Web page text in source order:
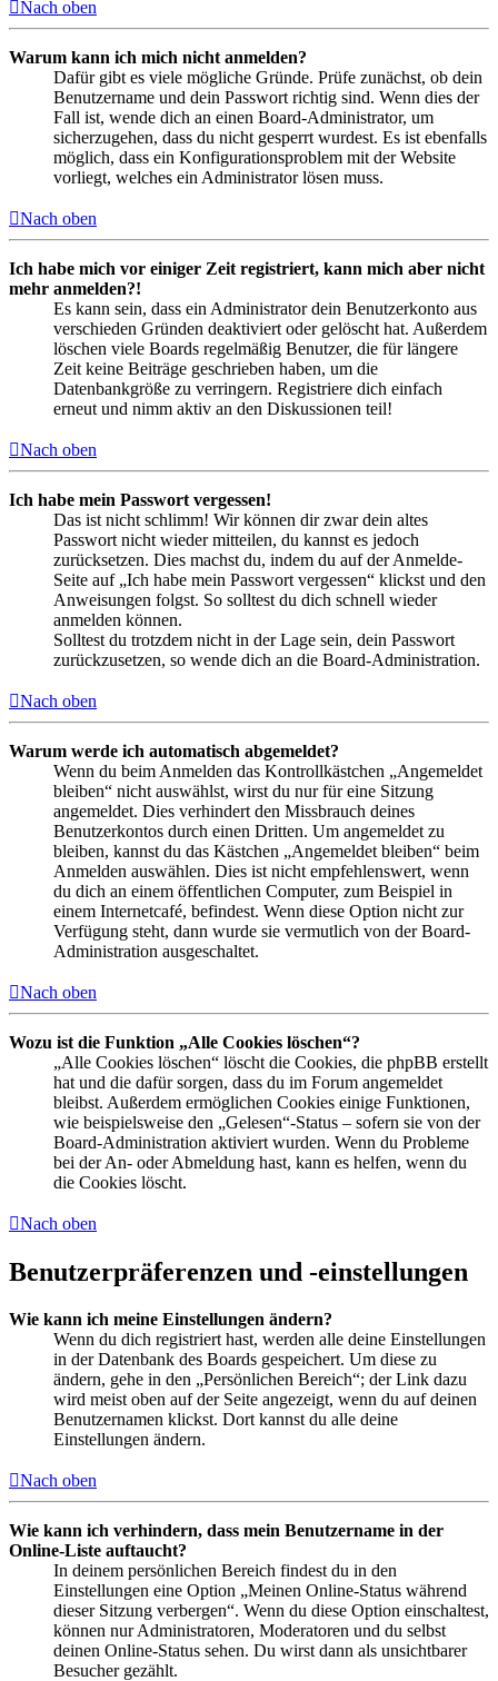
Nach oben
Warum kann ich mich nicht anmelden?
Dafür gibt es viele mögliche Gründe. Prüfe zunächst, ob dein
Benutzername und dein Passwort richtig sind. Wenn dies der
Fall ist, wende dich an einen Board-Administrator, um
sicherzugehen, dass du nicht gesperrt wurdest. Es ist ebenfalls
möglich, dass ein Konfigurationsproblem mit der Website
vorliegt, welches ein Administrator lösen muss.
Nach oben
Ich habe mich vor einiger Zeit registriert, kann mich aber nicht
mehr anmelden?!
Es kann sein, dass ein Administrator dein Benutzerkonto aus
verschieden Gründen deaktiviert oder gelöscht hat. Außerdem
löschen viele Boards regelmäßig Benutzer, die für längere
Zeit keine Beiträge geschrieben haben, um die
Datenbankgröße zu verringern. Registriere dich einfach
erneut und nimm aktiv an den Diskussionen teil!
Nach oben
Ich habe mein Passwort vergessen!
Das ist nicht schlimm! Wir können dir zwar dein altes
Passwort nicht wieder mitteilen, du kannst es jedoch
zurücksetzen. Dies machst du, indem du auf der Anmelde-
Seite auf „Ich habe mein Passwort vergessen“ klickst und den
Anweisungen folgst. So solltest du dich schnell wieder
anmelden können.
Solltest du trotzdem nicht in der Lage sein, dein Passwort
zurückzusetzen, so wende dich an die Board-Administration.
Nach oben
Warum werde ich automatisch abgemeldet?
Wenn du beim Anmelden das Kontrollkästchen „Angemeldet
bleiben“ nicht auswählst, wirst du nur für eine Sitzung
angemeldet. Dies verhindert den Missbrauch deines
Benutzerkontos durch einen Dritten. Um angemeldet zu
bleiben, kannst du das Kästchen „Angemeldet bleiben“ beim
Anmelden auswählen. Dies ist nicht empfehlenswert, wenn
du dich an einem öffentlichen Computer, zum Beispiel in
einem Internetcafé, befindest. Wenn diese Option nicht zur
Verfügung steht, dann wurde sie vermutlich von der Board-
Administration ausgeschaltet.
Nach oben
Wozu ist die Funktion „Alle Cookies löschen“?
„Alle Cookies löschen“ löscht die Cookies, die phpBB erstellt
hat und die dafür sorgen, dass du im Forum angemeldet
bleibst. Außerdem ermöglichen Cookies einige Funktionen,
wie beispielsweise den „Gelesen“-Status – sofern sie von der
Board-Administration aktiviert wurden. Wenn du Probleme
bei der An- oder Abmeldung hast, kann es helfen, wenn du
die Cookies löscht.
Nach oben
Benutzerpräferenzen und -einstellungen
Wie kann ich meine Einstellungen ändern?
Wenn du dich registriert hast, werden alle deine Einstellungen
in der Datenbank des Boards gespeichert. Um diese zu
ändern, gehe in den „Persönlichen Bereich“; der Link dazu
wird meist oben auf der Seite angezeigt, wenn du auf deinen
Benutzernamen klickst. Dort kannst du alle deine
Einstellungen ändern.
Nach oben
Wie kann ich verhindern, dass mein Benutzername in der
Online-Liste auftaucht?
In deinem persönlichen Bereich findest du in den
Einstellungen eine Option „Meinen Online-Status während
dieser Sitzung verbergen“. Wenn du diese Option einschaltest,
können nur Administratoren, Moderatoren und du selbst
deinen Online-Status sehen. Du wirst dann als unsichtbarer
Besucher gezählt.